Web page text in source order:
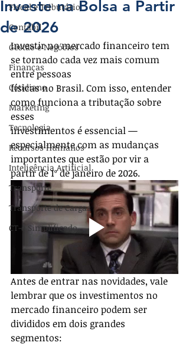
Fiscal e Tributário
Contábil
Gestão e Negócios
Finanças
Cotidiano
Marketing
Tecnologia
Recursos Humanos
Inteligência Artificial
Transporte
Transporte de Cargas
CT-e Simplificado
Investe na Bolsa a Partir
de 2026
Investir no mercado financeiro tem
se tornado cada vez mais comum
entre pessoas
físicas no Brasil. Com isso, entender
como funciona a tributação sobre
esses
investimentos é essencial —
especialmente com as mudanças
importantes que estão por vir a
partir de 1º de janeiro de 2026.
Antes de entrar nas novidades, vale
lembrar que os investimentos no
mercado financeiro podem ser
divididos em dois grandes
segmentos: